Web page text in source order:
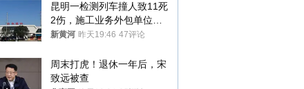
昆明一检测列车撞人致11死
2伤，施工业务外包单位被
罚1.5万元，国铁昆明局被
新黄河 昨天19:46 47评论
周末打虎！退休一年后，宋
致远被查